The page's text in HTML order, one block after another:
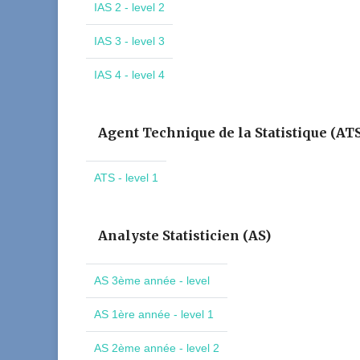
IAS 2 - level 2
IAS 3 - level 3
IAS 4 - level 4
Agent Technique de la Statistique
ATS - level 1
Analyste Statisticien (AS)
AS 3ème année - level
AS 1ère année - level 1
AS 2ème année - level 2